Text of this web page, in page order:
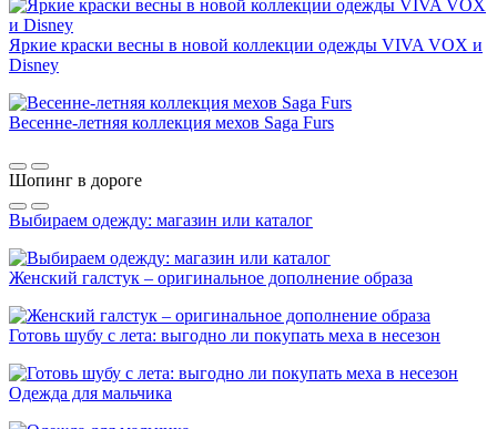
Яркие краски весны в новой коллекции одежды VIVA VOX и
Disney
Весенне-летняя коллекция мехов Saga Furs
Шопинг в дороге
Выбираем одежду: магазин или каталог
Женский галстук – оригинальное дополнение образа
Готовь шубу с лета: выгодно ли покупать меха в несезон
Одежда для мальчика